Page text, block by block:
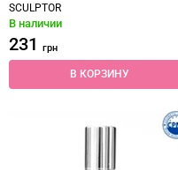
SCULPTOR
В наличии
231 грн
В КОРЗИНУ